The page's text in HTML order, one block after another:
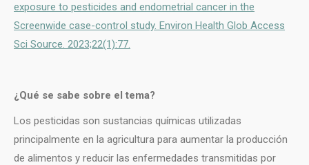
exposure to pesticides and endometrial cancer in the
Screenwide case-control study. Environ Health Glob Access
Sci Source. 2023;22(1):77.
¿Qué se sabe sobre el tema?
Los pesticidas son sustancias químicas utilizadas
principalmente en la agricultura para aumentar la producción
de alimentos y reducir las enfermedades transmitidas por